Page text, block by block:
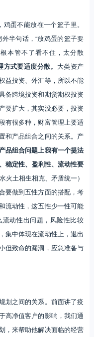
蛋不能放在一个篮子里。
半句话，“放鸡蛋的篮子要
本管不了看不住，太分散
式要适度分散。 大类资产
益投资、外汇等，所以不能
备跨境投资和期货期权投资
要扩大，其实没必要，投资
有很多种，财富管理上要适
和产品组合之间的关系。产
产品组合问题上我有一个提法
稳定性、盈利性、流动性要
火土相生相克、矛盾统一）
要做到五性方面的搭配，考
流动性，这五性少一性可能
动性出问题，风险性比较
集中体现在流动性上，退出
但致命的漏洞，应急准备与
划之间的关系。前面讲了疫
高净值客户的影响，我们通
，来帮助他解决面临的经营